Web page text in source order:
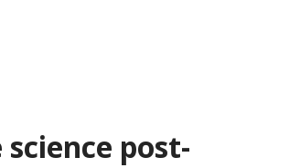
post-